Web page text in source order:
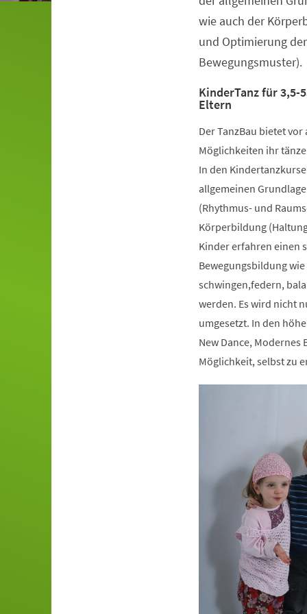
wie auch der
und Optimierung
Bewegungsmuster).
KinderTanz für
Eltern
Der TanzBau bietet
Möglichkeiten ihr
In den
allgemeinen
(Rhythmus- und
Körperbildung
Kinder erfahren einen
Bewegungsbildung
schwingen,federn,
werden. Es wird nicht
umgesetzt. In den
New Dance,
Möglichkeit, selbst zu